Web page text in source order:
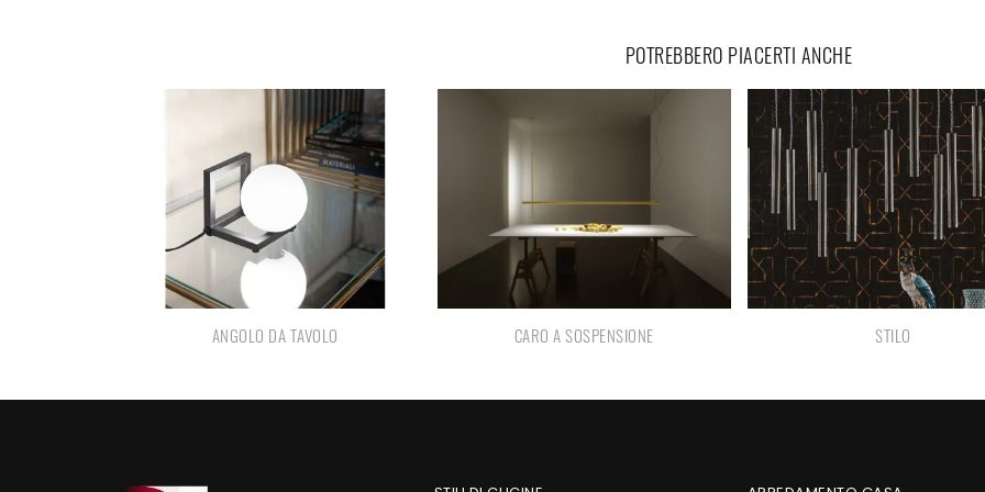
POTREBBERO PIACERTI ANCHE
ANGOLO DA TAVOLO CARO A SOSPENSIONE STILO